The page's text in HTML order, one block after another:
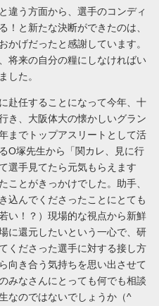
違う方面から、選手のコンディ
！と新たな決断ができたのは、
かげだったと感謝しています。
将来の自分の糧にしなければい
した。
赴任することになって今年、十
き、大阪体大の懐かしいグラン
までトップアスリートとして活
O塚先生から「関カレ、見に行
選手見てたら元気もらえます
ことがきっかけでした。 助手、
込んでくださったことにとても
い！？）現場的な視点から新鮮
に還元したいという一心で、研
くださった選手に対する接し方
向き合う気持ちを思い出させて
みなさんにとっても何でも相談
なのではないでしょうか（^